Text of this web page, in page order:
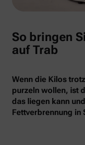
So bringen
auf Trab
Wenn die Kilos
purzeln wollen, ist
das liegen kann
Fettverbrennung in